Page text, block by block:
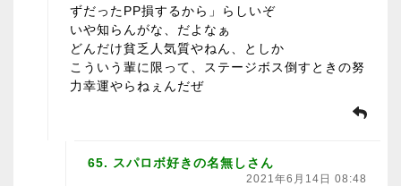
ずだったPP損するから」らしいぞ
いや知らんがな、だよなぁ
どんだけ貧乏人気質やねん、としか
こういう輩に限って、ステージボス倒すときの努
力幸運やらねぇんだぜ
65. スパロボ好きの名無しさん
2021年6月14日 08:48